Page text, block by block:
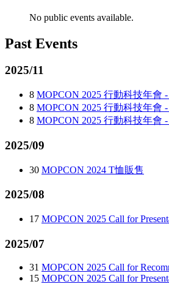
No public events available.
Past Events
2025/11
8 MOPCON 2025 行動科技年會
8 MOPCON 2025 行動科技年會
8 MOPCON 2025 行動科技年會
2025/09
30 MOPCON 2024 T恤販售
2025/08
17 MOPCON 2025 Call for
2025/07
31 MOPCON 2025 Call for
15 MOPCON 2025 Call for